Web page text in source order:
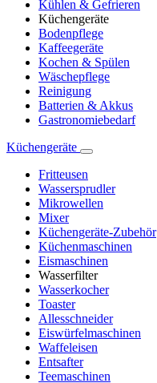
Kühlen & Gefrieren
Küchengeräte
Bodenpflege
Kaffeegeräte
Kochen & Spülen
Wäschepflege
Reinigung
Batterien & Akkus
Gastronomiebedarf
Küchengeräte
Fritteusen
Wassersprudler
Mikrowellen
Mixer
Küchengeräte-Zubehör
Küchenmaschinen
Eismaschinen
Wasserfilter
Wasserkocher
Toaster
Allesschneider
Eiswürfelmaschinen
Waffeleisen
Entsafter
Teemaschinen